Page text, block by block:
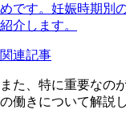
めです。妊娠時期別
紹介します。
関連記事
また、特に重要なの
の働きについて解説